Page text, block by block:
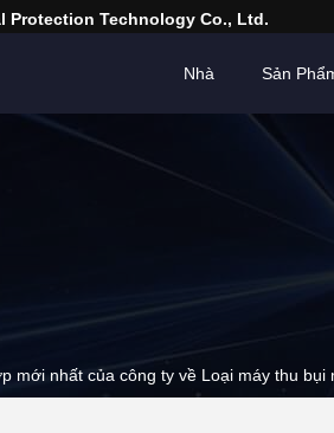
Protection Technology Co., Ltd.
Nhà Sản
mới nhất của công ty về Loại máy thu